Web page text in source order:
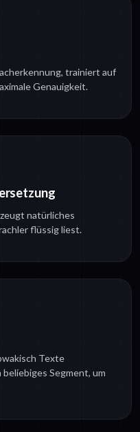
trainiert auf
Genauigkeit.
natürliches
flüssig liest.
Texte
Segment, um